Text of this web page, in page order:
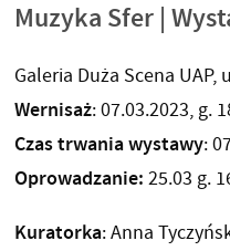
Muzyka Sfer |
Galeria Duża Scena UAP,
Wernisaż: 07.03.2023, g.
Czas trwania wystawy:
Oprowadzanie: 25.03 g.
Kuratorka: Anna